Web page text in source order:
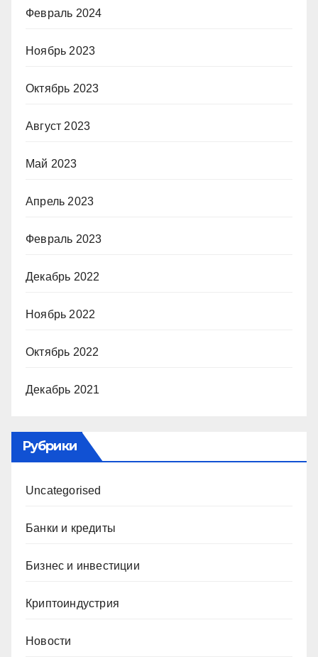
Февраль 2024
Ноябрь 2023
Октябрь 2023
Август 2023
Май 2023
Апрель 2023
Февраль 2023
Декабрь 2022
Ноябрь 2022
Октябрь 2022
Декабрь 2021
Рубрики
Uncategorised
Банки и кредиты
Бизнес и инвестиции
Криптоиндустрия
Новости